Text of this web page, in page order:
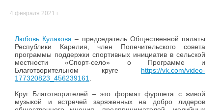
4 февраля 2021 г.
Любовь Кулакова – председатель Общественной палаты
Республики Карелия, член Попечительского совета
программы поддержки спортивных инициатив в сельской
местности «Спорт-село» о Программе и
Благотворительном круге https://vk.com/video-
177320823_456239161
Круг Благотворителей – это формат фуршета с живой
музыкой и встречей заряженных на добро лидеров